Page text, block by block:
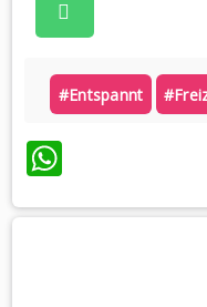
#entspannt